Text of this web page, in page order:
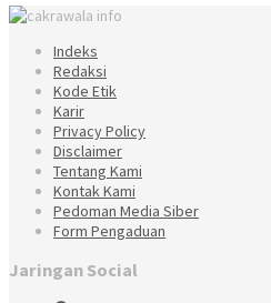
Indeks
Redaksi
Kode Etik
Karir
Privacy Policy
Disclaimer
Tentang Kami
Kontak Kami
Pedoman Media Siber
Form Pengaduan
Jaringan Social